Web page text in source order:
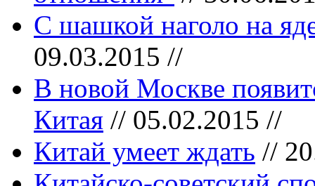
С шашкой наголо на
09.03.2015 //
В новой Москве
Китая // 05.02.2015 //
Китай умеет ждать //